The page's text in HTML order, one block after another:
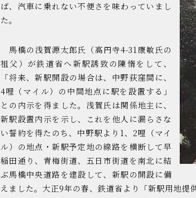
ば、汽車に乗れない不便さを味わっていまし
た。
馬橋の浅賀源太郎氏（高円寺4-31康敏氏の
祖父）が鉄道省へ新駅誘致の陳惰をして、
「将来、新駅開設の場合は、中野荻窪間に、
4哩（マイル）の中間地点に駅を設置する」
との内示を得ました。浅賀氏は関係地主に、
新駅設置内示を示し、これを他人に漏らさな
い誓約を得たのち、中野駅より1、2哩（マイ
ル）の地点・新駅予定地の線路を横断して早
稲田通り、青梅街道、五日市街道を南北に結
ぶ馬橋中央道路を建設して、新駅の開設に備
えました。大正9年の春、鉄道省より「新駅用地提